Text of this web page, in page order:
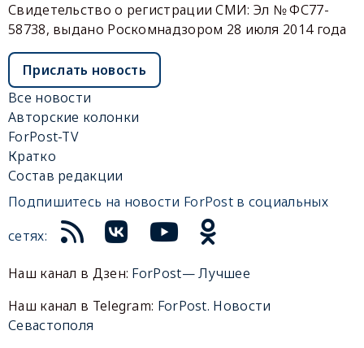
Свидетельство о регистрации СМИ: Эл № ФС77-
58738, выдано Роскомнадзором 28 июля 2014 года
Прислать новость
Все новости
Авторские колонки
ForPost-TV
Кратко
Состав редакции
Подпишитесь на новости ForPost в социальных
сетях:
Наш канал в Дзен: ForPost— Лучшее
Наш канал в Telegram: ForPost. Новости
Севастополя